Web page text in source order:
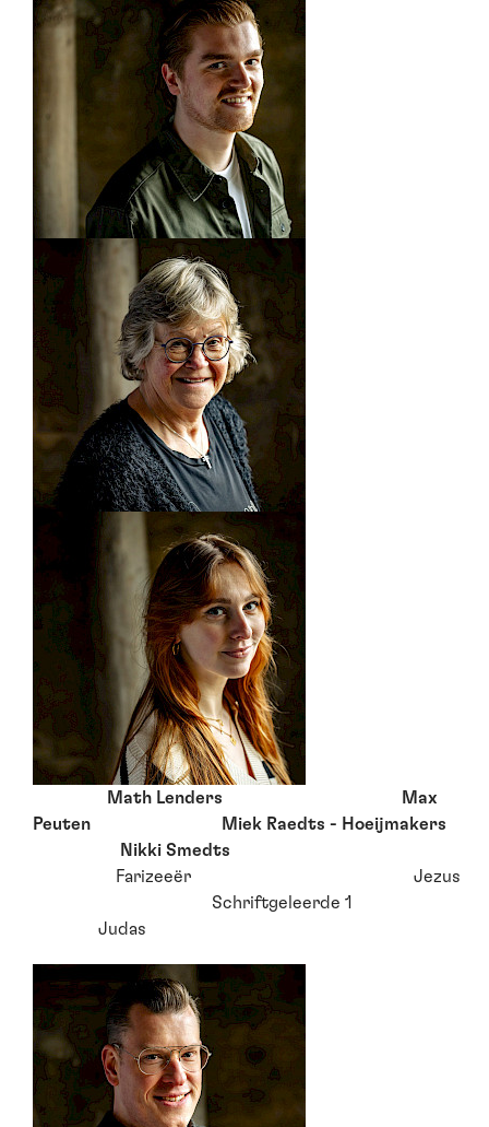
Math Lenders Max
Peuten Miek Raedts - Hoeijmakers
Nikki Smedts
Farizeeër Jezus
Schriftgeleerde 1
Judas